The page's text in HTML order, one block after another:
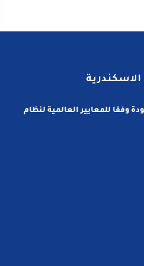
الاسكندرية
وفقا للمعايير العالمية لنظام